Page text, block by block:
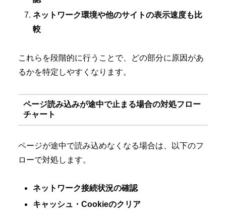
ネットワーク環境や他のサイトの表示速度も比
較
これらを段階的に行うことで、どの部分に原因があ
るかを特定しやすくなります。
ページ読み込みが途中で止まる場合の対処フロー
チャート
ページが途中で読み込めなくなる場合は、以下のフ
ローで対処します。
ネットワーク接続状況の確認
キャッシュ・Cookieのクリア